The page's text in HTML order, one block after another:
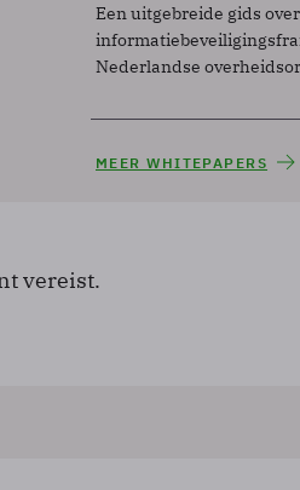
Een uitgebreide gids
Nederlandse
MEER WHITEPAPERS
vereist.